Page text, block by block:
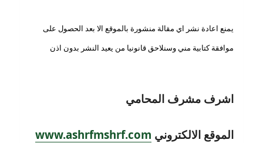
يمنع اعادة نشر اي مقالة منشورة بالموقع الا بعد الحصول على
موافقة كتابية مني وسنلاحق قانونيا من يعيد النشر بدون اذن
اشرف مشرف المحامي
الموقع الالكتروني www.ashrfmshrf.com